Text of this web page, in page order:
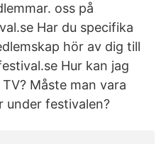
oss på
Har du specifika
hör av dig till
Hur kan jag
Måste man vara
under festivalen?